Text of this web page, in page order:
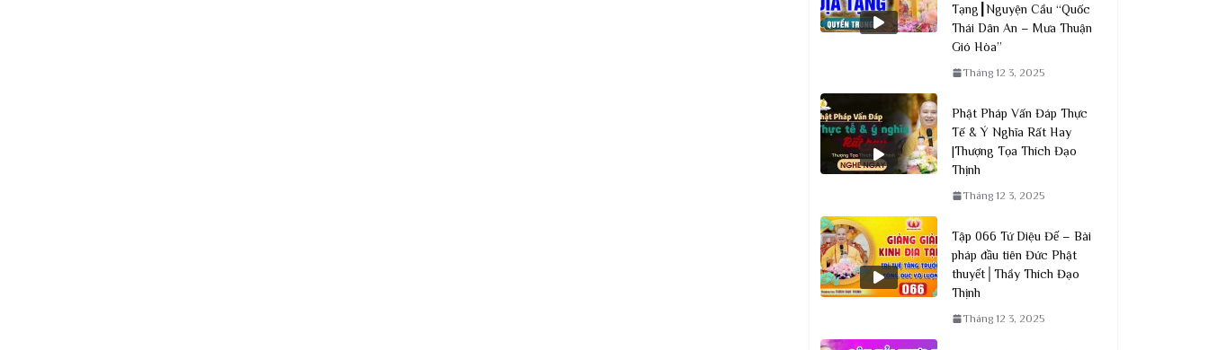
Tạng┃Nguyện Cầu “Quốc
Thái Dân An – Mưa Thuận
Gió Hòa”
Tháng 12 3, 2025
Phật Pháp Vấn Đáp Thực
Tế & Ý Nghĩa Rất Hay
|Thượng Tọa Thích Đạo
Thịnh
Tháng 12 3, 2025
Tập 066 Tứ Diệu Đế – Bài
pháp đầu tiên Đức Phật
thuyết│Thầy Thích Đạo
Thịnh
Tháng 12 3, 2025